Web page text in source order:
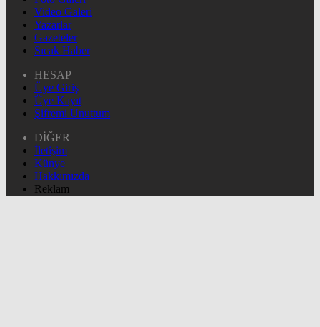
Video Galeri
Yazarlar
Gazeteler
Sıcak Haber
HESAP
Üye Giriş
Üye Kayıt
Şifremi Unuttum
DİĞER
İletişim
Künye
Hakkımızda
Reklam